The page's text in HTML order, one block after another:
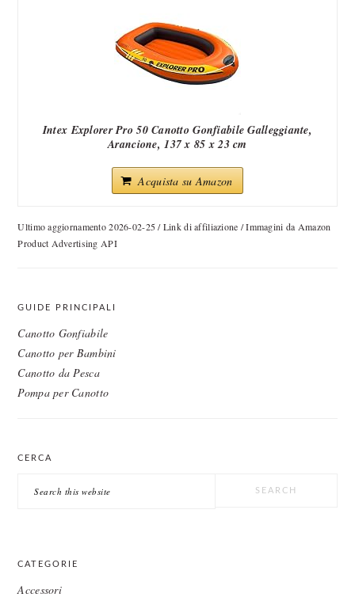
Intex Explorer Pro 50 Canotto Gonfiabile Galleggiante,
Arancione, 137 x 85 x 23 cm
Acquista su Amazon
Ultimo aggiornamento 2026-02-25 / Link di affiliazione / Immagini da Amazon
Product Advertising API
GUIDE PRINCIPALI
Canotto Gonfiabile
Canotto per Bambini
Canotto da Pesca
Pompa per Canotto
CERCA
CATEGORIE
Accessori